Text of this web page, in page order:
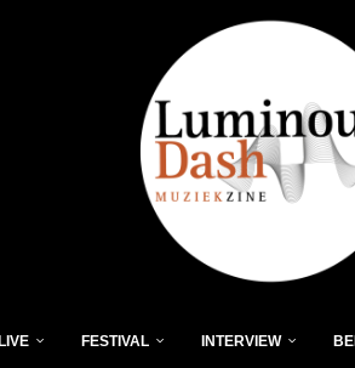
LIVE FESTIVAL INTERVIEW